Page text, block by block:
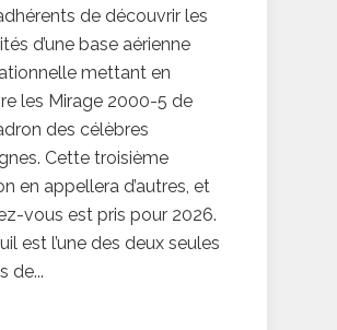
de découvrir les
d’une base aérienne
mettant en
les Mirage 2000-5 de
des célèbres
Cette troisième
en appellera d’autres, et
vous est pris pour 2026.
est l’une des deux seules
de...